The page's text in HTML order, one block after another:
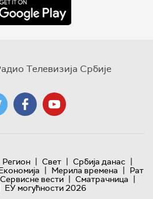
Телевизија Србије
Регион | Свет | Србија данас |
| Мерила времена | Рат
Сервисне вести | Сматрачница |
ЕУ могућности 2026